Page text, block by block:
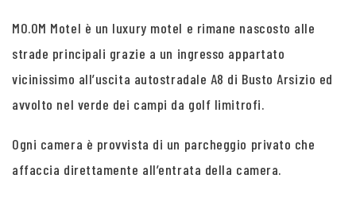
MO.OM Motel è un luxury motel e rimane nascosto alle
strade principali grazie a un ingresso appartato
vicinissimo all’uscita autostradale A8 di Busto Arsizio ed
avvolto nel verde dei campi da golf limitrofi.
Ogni camera è provvista di un parcheggio privato che
affaccia direttamente all’entrata della camera.